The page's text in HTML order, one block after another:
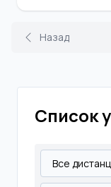
Назад
Список